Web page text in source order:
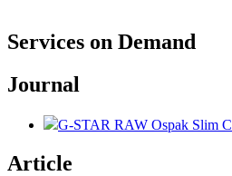
Services on Demand
Journal
G-STAR RAW Ospak Slim
Article